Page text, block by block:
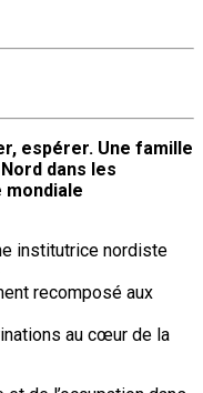
espérer. Une famille
dans les
mondiale
institutrice nordiste
recomposé aux
au cœur de la